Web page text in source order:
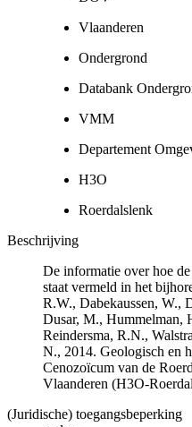
Vlaanderen
Ondergrond
Databank
VMM
Departement
H3O
Roerdalslenk
Beschrijving
De informatie over hoe
staat vermeld in het
R.W., Dabekaussen, W.,
Dusar, M., Hummelman,
Reindersma, R.N.,
N., 2014. Geologisch en
Cenozoïcum van de
Vlaanderen (H3O-
(Juridische) toegangsbeperking